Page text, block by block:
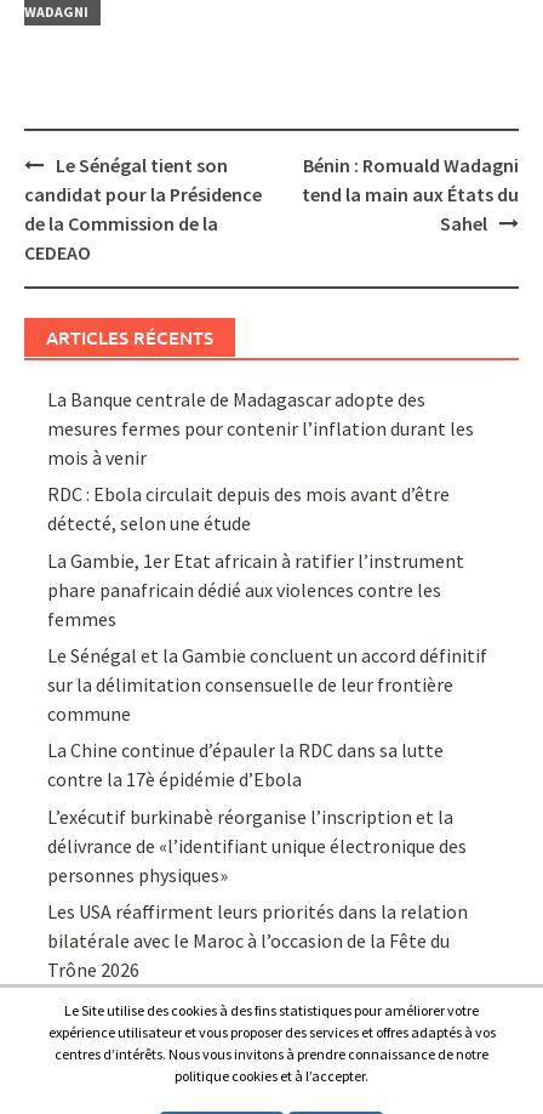
WADAGNI
Post
navigation
Le Sénégal tient son
candidat pour la Présidence
de la Commission de la
CEDEAO
Bénin : Romuald Wadagni
tend la main aux États du
Sahel
ARTICLES RÉCENTS
La Banque centrale de Madagascar adopte des
mesures fermes pour contenir l’inflation durant les
mois à venir
RDC : Ebola circulait depuis des mois avant d’être
détecté, selon une étude
La Gambie, 1er Etat africain à ratifier l’instrument
phare panafricain dédié aux violences contre les
femmes
Le Sénégal et la Gambie concluent un accord définitif
sur la délimitation consensuelle de leur frontière
commune
La Chine continue d’épauler la RDC dans sa lutte
contre la 17è épidémie d’Ebola
L’exécutif burkinabè réorganise l’inscription et la
délivrance de «l’identifiant unique électronique des
personnes physiques»
Les USA réaffirment leurs priorités dans la relation
bilatérale avec le Maroc à l’occasion de la Fête du
Trône 2026
Le Site utilise des cookies à des fins statistiques pour améliorer votre
expérience utilisateur et vous proposer des services et offres adaptés à vos
centres d’intérêts. Nous vous invitons à prendre connaissance de notre
politique cookies et à l’accepter.